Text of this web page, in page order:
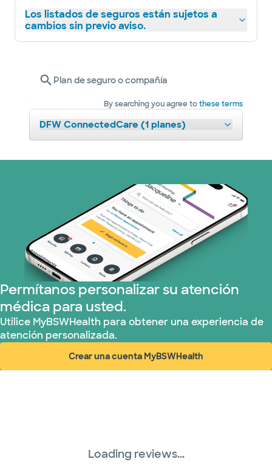
Los listados de seguros están sujetos a
cambios sin previo aviso.
Plan de seguro o compañía
By searching you agree tothese terms
DFW ConnectedCare (1 planes)
Permítanos personalizar su atención
médica para usted.
Utilice MyBSWHealth para obtener una experiencia de
atención personalizada.
Crear una cuenta MyBSWHealth
(abre en ventana nueva)
Loading reviews...